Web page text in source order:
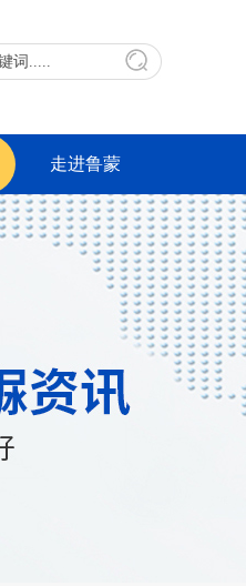
走进鲁蒙